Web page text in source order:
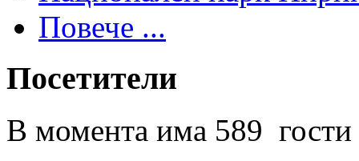
Повече ...
Посетители
В момента има 589 гости